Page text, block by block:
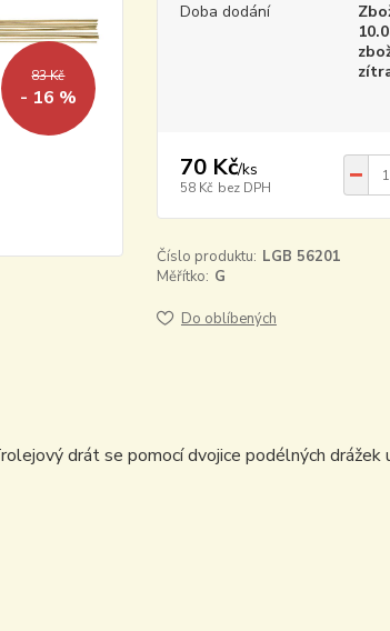
83 Kč
- 16 %
Doba dodání
70 Kč/ks
58 Kč bez DPH
Číslo produktu: LGB 56201
Měřítko: G
Do oblíbených
drát se pomocí dvojice podélných drážek